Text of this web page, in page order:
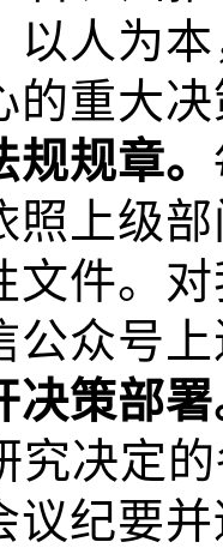
以人为
的重大
规章。
照上级
文件。
公众号
决策部
究决定
议纪要